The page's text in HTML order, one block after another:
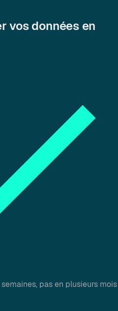
vos données en
pas en plusieurs mois